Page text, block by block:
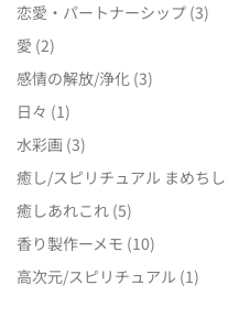
恋愛・パートナーシップ (3)
愛 (2)
感情の解放/浄化 (3)
日々 (1)
水彩画 (3)
癒し/スピリチュアル まめちし
癒しあれこれ (5)
香り製作ーメモ (10)
高次元/スピリチュアル (1)